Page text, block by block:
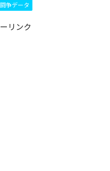
争データ
リンク